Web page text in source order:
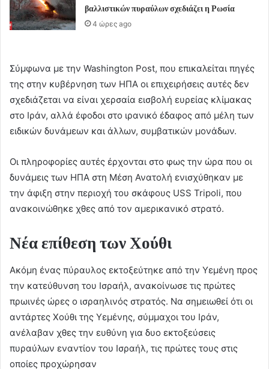
βαλλιστικών πυραύλων σχεδιάζει η Ρωσία
4 ώρες ago
Σύμφωνα με την Washington Post, που επικαλείται πηγές
της στην κυβέρνηση των ΗΠΑ οι επιχειρήσεις αυτές δεν
σχεδιάζεται να είναι χερσαία εισβολή ευρείας κλίμακας
στο Ιράν, αλλά έφοδοι στο ιρανικό έδαφος από μέλη των
ειδικών δυνάμεων και άλλων, συμβατικών μονάδων.
Οι πληροφορίες αυτές έρχονται στο φως την ώρα που οι
δυνάμεις των ΗΠΑ στη Μέση Ανατολή ενισχύθηκαν με
την άφιξη στην περιοχή του σκάφους USS Tripoli, που
ανακοινώθηκε χθες από τον αμερικανικό στρατό.
Νέα επίθεση των Χούθι
Ακόμη ένας πύραυλος εκτοξεύτηκε από την Υεμένη προς
την κατεύθυνση του Ισραήλ, ανακοίνωσε τις πρώτες
πρωινές ώρες ο ισραηλινός στρατός. Να σημειωθεί ότι οι
αντάρτες Χούθι της Υεμένης, σύμμαχοι του Ιράν,
ανέλαβαν χθες την ευθύνη για δυο εκτοξεύσεις
πυραύλων εναντίον του Ισραήλ, τις πρώτες τους στις
οποίες προχώρησαν